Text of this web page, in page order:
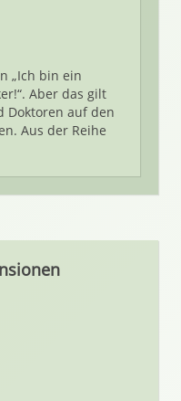
„Ich bin ein
Aber das gilt
Doktoren auf den
Aus der Reihe